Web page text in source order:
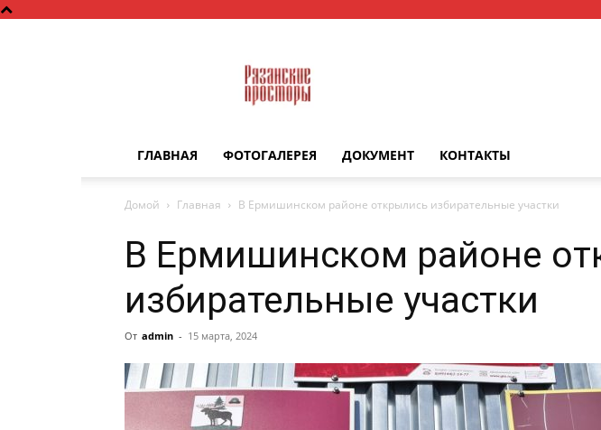
просторы
ГЛАВНАЯ ФОТОГАЛЕРЕЯ ДОКУМЕНТ КОНТАКТЫ
Домой Главная В Ермишинском районе открылись избирательные участки
В Ермишинском районе
избирательные участки
От admin - 15 марта, 2024